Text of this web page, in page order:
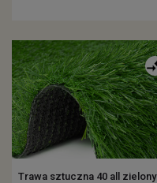
Trawa sztuczna 40 all zielony